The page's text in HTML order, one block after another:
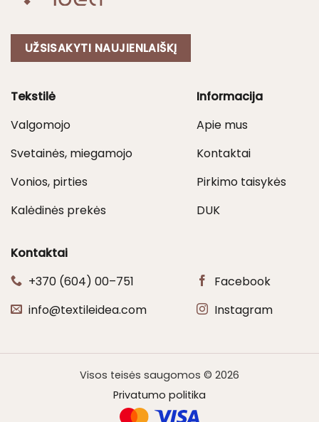
UŽSISAKYTI NAUJIENLAIŠKĮ
Tekstilė
Valgomojo
Svetainės, miegamojo
Vonios, pirties
Kalėdinės prekės
Informacija
Apie mus
Kontaktai
Pirkimo taisykės
DUK
Kontaktai
+370 (604) 00–751
info@textileidea.com
Facebook
Instagram
Visos teisės saugomos © 2026
Privatumo politika